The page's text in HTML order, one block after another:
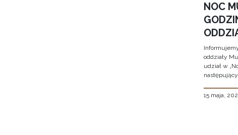
NOC
oddziały
udział w
15 maja,